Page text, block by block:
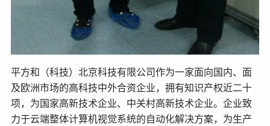
平方和（科技）北京科技有限公司作为一家面向国内、面
及欧洲市场的高科技中外合资企业，拥有知识产权近二十
项，为国家高新技术企业、中关村高新技术企业。企业致
力于云端整体计算机视觉系统的自动化解决方案，为生产